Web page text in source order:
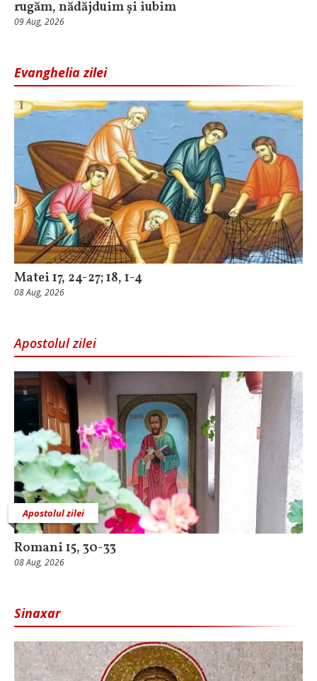
rugăm, nădăjduim și iubim
09 Aug, 2026
Evanghelia zilei
Matei 17, 24-27; 18, 1-4
08 Aug, 2026
Apostolul zilei
Apostolul zilei
Romani 15, 30-33
08 Aug, 2026
Sinaxar